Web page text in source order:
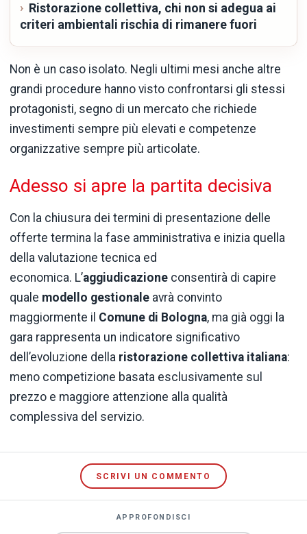
Ristorazione collettiva, chi non si adegua ai
criteri ambientali rischia di rimanere fuori
Non è un caso isolato. Negli ultimi mesi anche altre
grandi procedure hanno visto confrontarsi gli stessi
protagonisti, segno di un mercato che richiede
investimenti sempre più elevati e competenze
organizzative sempre più articolate.
Adesso si apre la partita decisiva
Con la chiusura dei termini di presentazione delle
offerte termina la fase amministrativa e inizia quella
della valutazione tecnica ed
economica. L’aggiudicazione consentirà di capire
quale modello gestionale avrà convinto
maggiormente il Comune di Bologna, ma già oggi la
gara rappresenta un indicatore significativo
dell’evoluzione della ristorazione collettiva italiana:
meno competizione basata esclusivamente sul
prezzo e maggiore attenzione alla qualità
complessiva del servizio.
SCRIVI UN COMMENTO
APPROFONDISCI